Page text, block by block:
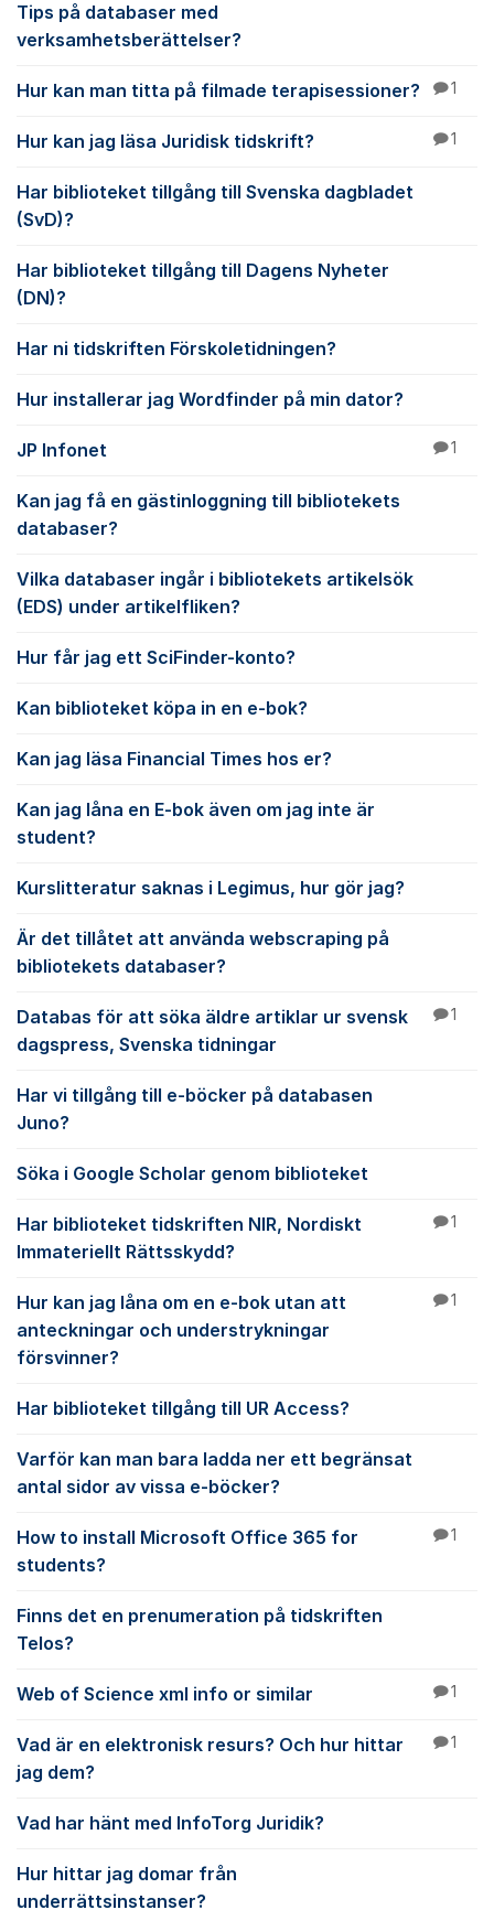
Tips på databaser med
verksamhetsberättelser?
Hur kan man titta på filmade terapisessioner? 1
Hur kan jag läsa Juridisk tidskrift? 1
Har biblioteket tillgång till Svenska dagbladet
(SvD)?
Har biblioteket tillgång till Dagens Nyheter
(DN)?
Har ni tidskriften Förskoletidningen?
Hur installerar jag Wordfinder på min dator?
JP Infonet 1
Kan jag få en gästinloggning till bibliotekets
databaser?
Vilka databaser ingår i bibliotekets artikelsök
(EDS) under artikelfliken?
Hur får jag ett SciFinder-konto?
Kan biblioteket köpa in en e-bok?
Kan jag läsa Financial Times hos er?
Kan jag låna en E-bok även om jag inte är
student?
Kurslitteratur saknas i Legimus, hur gör jag?
Är det tillåtet att använda webscraping på
bibliotekets databaser?
Databas för att söka äldre artiklar ur svensk
dagspress, Svenska tidningar
1
Har vi tillgång till e-böcker på databasen
Juno?
Söka i Google Scholar genom biblioteket
Har biblioteket tidskriften NIR, Nordiskt
Immateriellt Rättsskydd?
1
Hur kan jag låna om en e-bok utan att
anteckningar och understrykningar
försvinner?
1
Har biblioteket tillgång till UR Access?
Varför kan man bara ladda ner ett begränsat
antal sidor av vissa e-böcker?
How to install Microsoft Office 365 for
students?
1
Finns det en prenumeration på tidskriften
Telos?
Web of Science xml info or similar 1
Vad är en elektronisk resurs? Och hur hittar
jag dem?
1
Vad har hänt med InfoTorg Juridik?
Hur hittar jag domar från
underrättsinstanser?